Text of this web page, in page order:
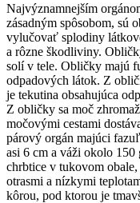
Najvýznamnejším
zásadným spôsobom, sú
vylučovať splodiny
a rôzne škodliviny.
solí v tele. Obličky majú
odpadových látok. Z
je tekutina obsahujúca
Z obličky sa moč
močovými cestami
párový orgán majúci
asi 6 cm a váži okolo 150
chrbtice v tukovom
otrasmi a nízkymi
kôrou, pod ktorou je